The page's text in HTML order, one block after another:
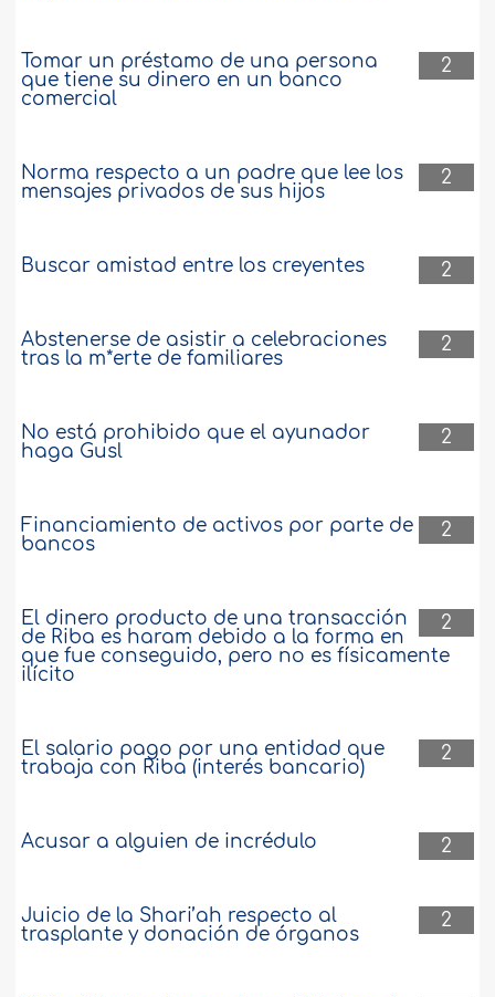
2
Tomar un préstamo de una persona
que tiene su dinero en un banco
comercial
2
Norma respecto a un padre que lee los
mensajes privados de sus hijos
2
Buscar amistad entre los creyentes
2
Abstenerse de asistir a celebraciones
tras la m*erte de familiares
2
No está prohibido que el ayunador
haga Gusl
2
Financiamiento de activos por parte de
bancos
2
El dinero producto de una transacción
de Riba es haram debido a la forma en
que fue conseguido, pero no es físicamente
ilícito
2
El salario pago por una entidad que
trabaja con Riba (interés bancario)
2
Acusar a alguien de incrédulo
2
Juicio de la Shari’ah respecto al
trasplante y donación de órganos